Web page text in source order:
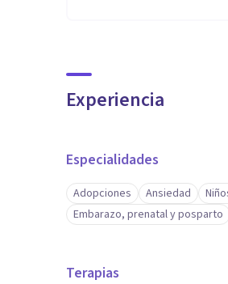
Experiencia
Especialidades
Adopciones Ansiedad
Embarazo, prenatal y posparto
Terapias